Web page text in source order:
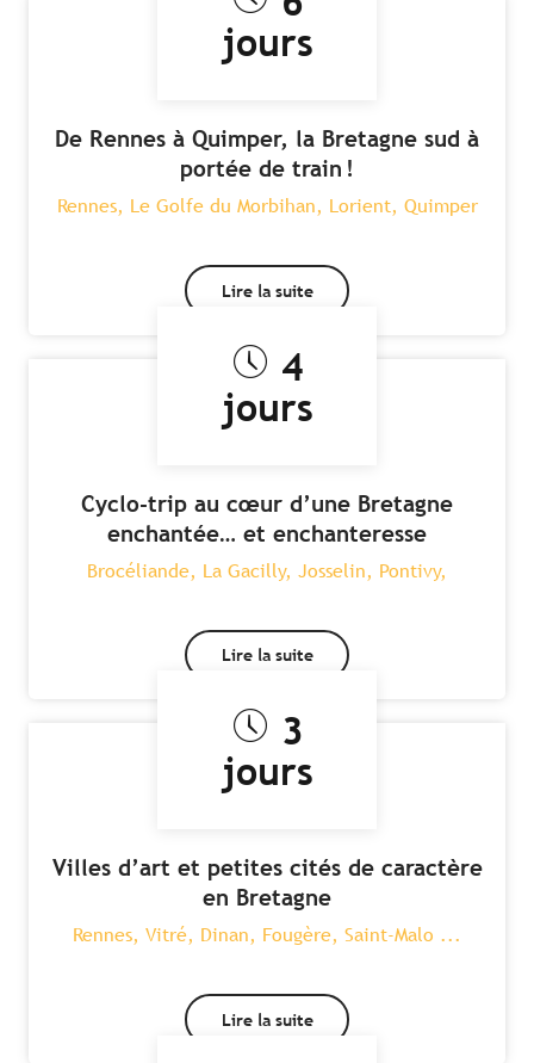
jours
De Rennes à Quimper, la Bretagne sud à
portée de train !
Rennes, Le Golfe du Morbihan, Lorient, Quimper
Lire la suite
4
jours
Cyclo-trip au cœur d’une Bretagne
enchantée… et enchanteresse
Brocéliande, La Gacilly, Josselin, Pontivy,
Lire la suite
3
jours
Villes d’art et petites cités de caractère
en Bretagne
Rennes, Vitré, Dinan, Fougère, Saint-Malo ...
Lire la suite